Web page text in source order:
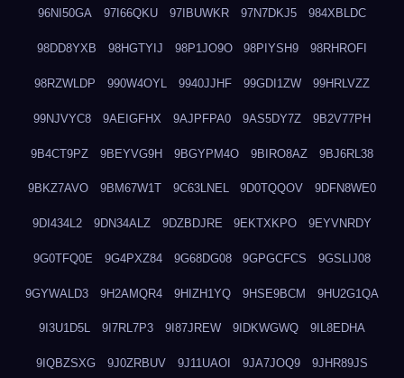
96NI50GA 97I66QKU 97IBUWKR 97N7DKJ5 984XBLDC
98DD8YXB 98HGTYIJ 98P1JO9O 98PIYSH9 98RHROFI
98RZWLDP 990W4OYL 9940JJHF 99GDI1ZW 99HRLVZZ
99NJVYC8 9AEIGFHX 9AJPFPA0 9AS5DY7Z 9B2V77PH
9B4CT9PZ 9BEYVG9H 9BGYPM4O 9BIRO8AZ 9BJ6RL38
9BKZ7AVO 9BM67W1T 9C63LNEL 9D0TQQOV 9DFN8WE0
9DI434L2 9DN34ALZ 9DZBDJRE 9EKTXKPO 9EYVNRDY
9G0TFQ0E 9G4PXZ84 9G68DG08 9GPGCFCS 9GSLIJ08
9GYWALD3 9H2AMQR4 9HIZH1YQ 9HSE9BCM 9HU2G1QA
9I3U1D5L 9I7RL7P3 9I87JREW 9IDKWGWQ 9IL8EDHA
9IQBZSXG 9J0ZRBUV 9J11UAOI 9JA7JOQ9 9JHR89JS